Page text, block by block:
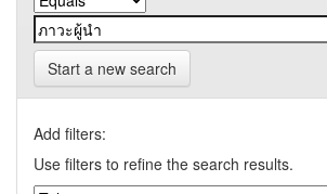
Start a new search
Add filters:
Use filters to refine the search results.